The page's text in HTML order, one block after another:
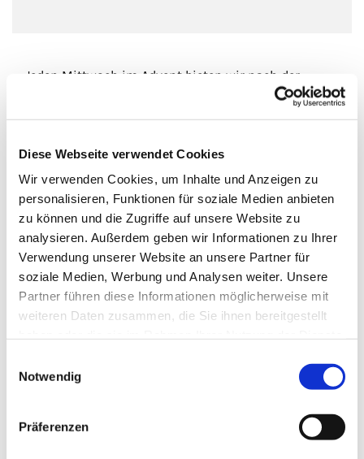
Diese Webseite verwendet Cookies
Wir verwenden Cookies, um Inhalte und Anzeigen zu
personalisieren, Funktionen für soziale Medien anbieten
zu können und die Zugriffe auf unsere Website zu
analysieren. Außerdem geben wir Informationen zu Ihrer
Verwendung unserer Website an unsere Partner für
soziale Medien, Werbung und Analysen weiter. Unsere
Partner führen diese Informationen möglicherweise mit
weiteren Daten zusammen, die Sie ihnen bereitgestellt
Notwendig
Präferenzen
Jeden Mittwoch im Advent bieten wir nach der
empfangen
- Advent und Weihnachten“ an.
Treffpunkt am Hauptaltar